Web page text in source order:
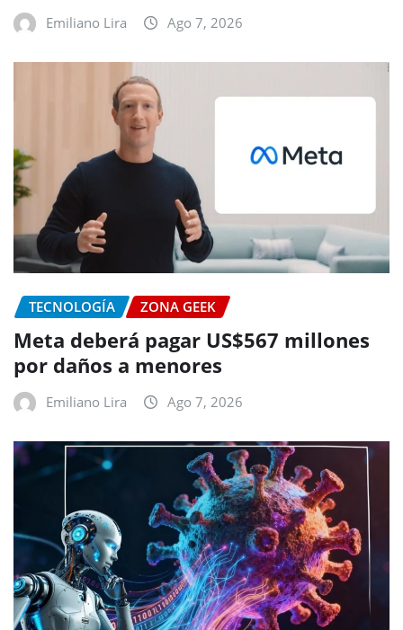
Emiliano Lira Ago 7, 2026
TECNOLOGÍA ZONA GEEK
Meta deberá pagar US$567 millones
por daños a menores
Emiliano Lira Ago 7, 2026